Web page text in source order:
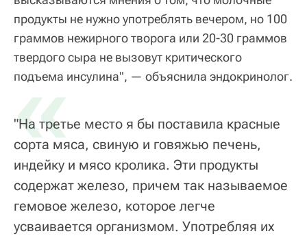
продукты не нужно употреблять вечером, но 100
граммов нежирного творога или 20-30 граммов
твердого сыра не вызовут критического
подъема инсулина", — объяснила эндокринолог.
«
"На третье место я бы поставила красные
сорта мяса, свиную и говяжью печень,
индейку и мясо кролика. Эти продукты
содержат железо, причем так называемое
гемовое железо, которое легче
усваивается организмом. Употребляя их